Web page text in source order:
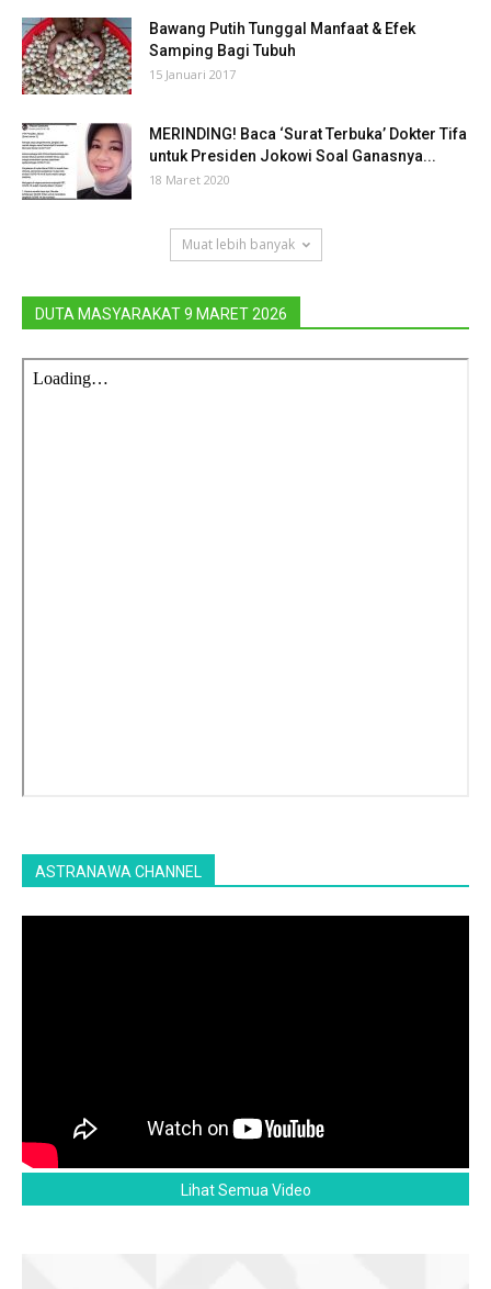
Bawang Putih Tunggal Manfaat & Efek
Samping Bagi Tubuh
15 Januari 2017
MERINDING! Baca ‘Surat Terbuka’ Dokter Tifa
untuk Presiden Jokowi Soal Ganasnya...
18 Maret 2020
Muat lebih banyak
DUTA MASYARAKAT 9 MARET 2026
ASTRANAWA CHANNEL
Lihat Semua Video